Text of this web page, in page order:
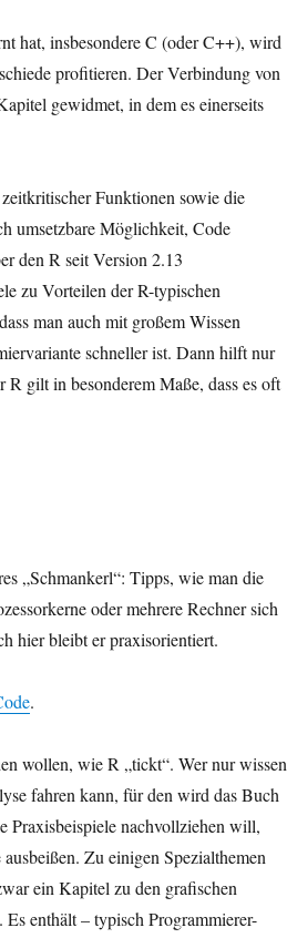
hat, insbesondere C (oder C++), wird
profitieren. Der Verbindung von
gewidmet, in dem es einerseits
Funktionen sowie die
umsetzbare Möglichkeit, Code
den R seit Version 2.13
zu Vorteilen der R-typischen
man auch mit großem Wissen
schneller ist. Dann hilft nur
gilt in besonderem Maße, dass es oft
„Schmankerl“: Tipps, wie man die
oder mehrere Rechner sich
hier bleibt er praxisorientiert.
.
wollen, wie R „tickt“. Wer nur wissen
fahren kann, für den wird das Buch
Praxisbeispiele nachvollziehen will,
Zu einigen Spezialthemen
ein Kapitel zu den grafischen
enthält – typisch Programmierer-